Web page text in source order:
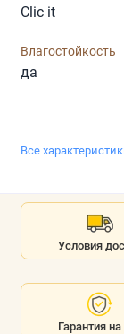
Clic it
Влагостойкость
да
Все
Условия
Гарантия